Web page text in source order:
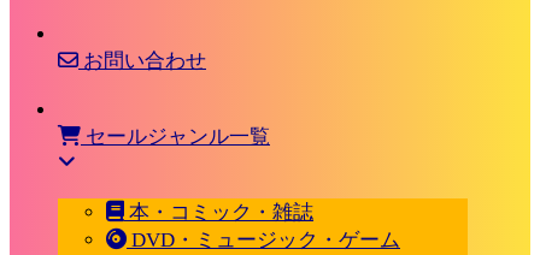
お問い合わせ
セールジャンル一覧
本・コミック・雑誌
DVD・ミュージック・ゲーム